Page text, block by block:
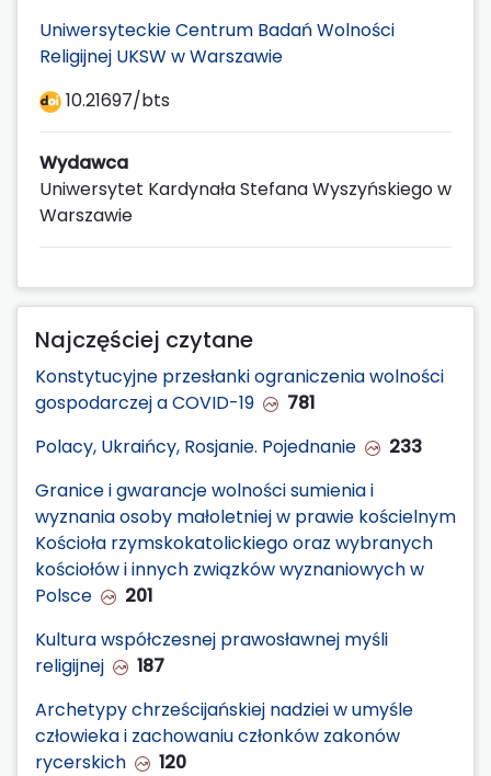
Uniwersyteckie Centrum Badań Wolności
Religijnej UKSW w Warszawie
10.21697/bts
Wydawca
Uniwersytet Kardynała Stefana Wyszyńskiego w
Warszawie
Najczęściej czytane
Konstytucyjne przesłanki ograniczenia wolności
gospodarczej a COVID-19
781
Polacy, Ukraińcy, Rosjanie. Pojednanie
233
Granice i gwarancje wolności sumienia i
wyznania osoby małoletniej w prawie kościelnym
Kościoła rzymskokatolickiego oraz wybranych
kościołów i innych związków wyznaniowych w
Polsce
201
Kultura współczesnej prawosławnej myśli
religijnej
187
Archetypy chrześcijańskiej nadziei w umyśle
człowieka i zachowaniu członków zakonów
rycerskich
120